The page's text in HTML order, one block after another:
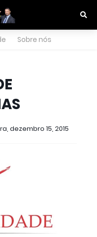
Sobre nós
dezembro 15, 2015